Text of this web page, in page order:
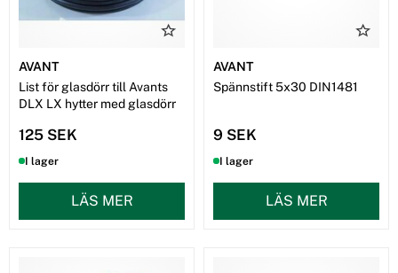
AVANT
List för glasdörr till Avants
DLX LX hytter med glasdörr
125 SEK
I lager
LÄS MER
AVANT
Spännstift 5x30 DIN1481
9 SEK
I lager
LÄS MER